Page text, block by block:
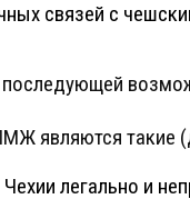
связей с
являются такие
легально и